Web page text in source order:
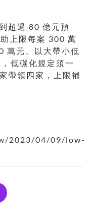
超過 80 億元預
上限每案 300 萬
萬元、以大帶小低
低碳化規定須一
帶領四家，上限補
2023/04/09/low-